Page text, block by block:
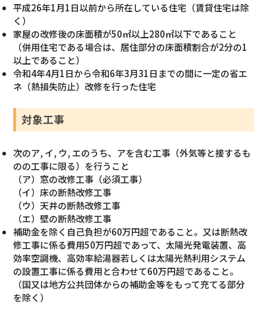
平成26年1月1日以前から所在している住宅（賃貸住宅は除
く）
家屋の改修後の床面積が50㎡以上280㎡以下であること
（併用住宅である場合は、居住部分の床面積割合が2分の1
以上であること）
令和4年4月1日から令和6年3月31日までの間に一定の省エ
ネ（熱損失防止）改修を行った住宅
対象工事
次のア, イ, ウ, エのうち、アを含む工事（外気等と接するも
のの工事に限る）を行うこと
（ア）窓の改修工事（必須工事）
（イ）床の断熱改修工事
（ウ）天井の断熱改修工事
（エ）壁の断熱改修工事
補助金を除く自己負担が60万円超であること。又は断熱改
修工事に係る費用50万円超であって、太陽光発電装置、高
効率空調機、高効率給湯器若しくは太陽光熱利用システム
の設置工事に係る費用と合わせて60万円超であること。
（国又は地方公共団体からの補助金等をもって充てる部分
を除く）